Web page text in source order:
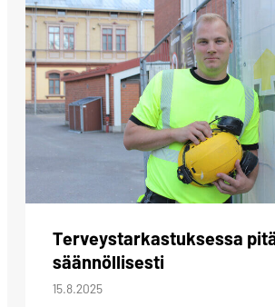
Terveystarkastuksessa
säännöllisesti
15.8.2025